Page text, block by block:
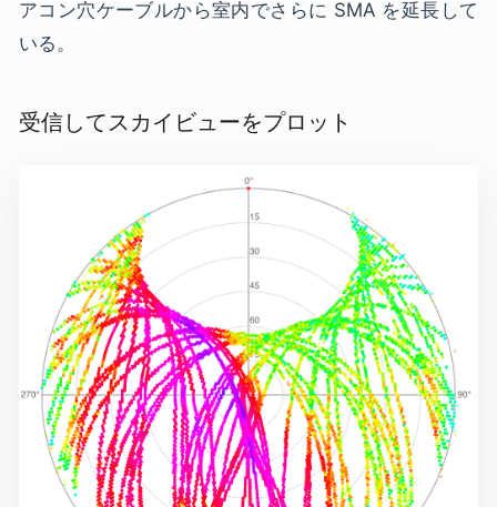
アコン穴ケーブルから室内でさらに SMA を延長して
いる。
受信してスカイビューをプロット